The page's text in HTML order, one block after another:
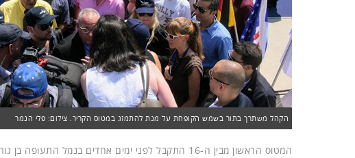
הקהל משתרך בתור בשמש הקופחת על מנת להתמזג במטוס הקריר. צילום: פלי הנמר
המטוס הראשון מבין ה-16 התקבל לפני ימים אחדים